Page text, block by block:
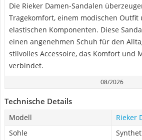
Die Rieker Damen-Sandalen
Tragekomfort, einem modischen Outfit
elastischen Komponenten. Diese
einen angenehmen Schuh für den
stilvolles Accessoire, das Komfort und
verbindet.
08/2026
Technische Details
Modell
Rieker
Sohle